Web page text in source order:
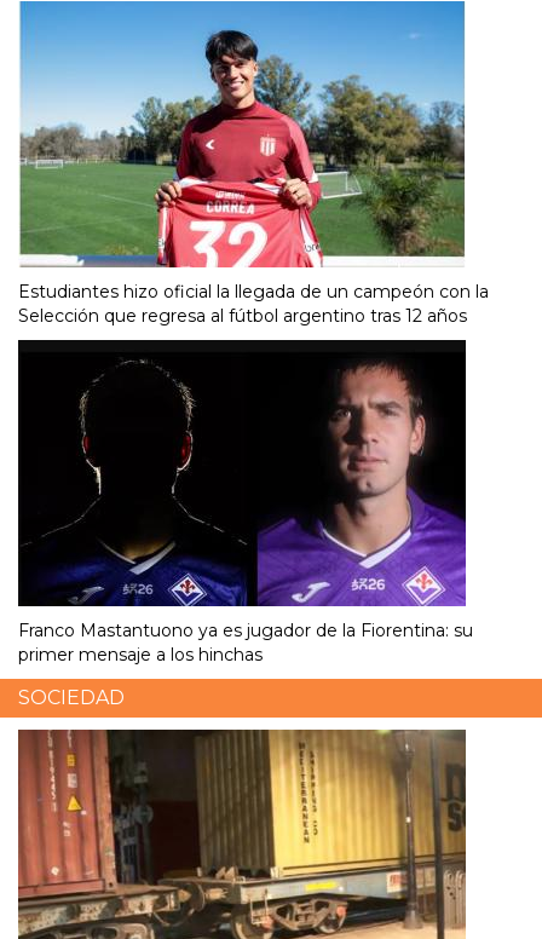
Estudiantes hizo oficial la llegada de un campeón con la
Selección que regresa al fútbol argentino tras 12 años
Franco Mastantuono ya es jugador de la Fiorentina: su
primer mensaje a los hinchas
SOCIEDAD